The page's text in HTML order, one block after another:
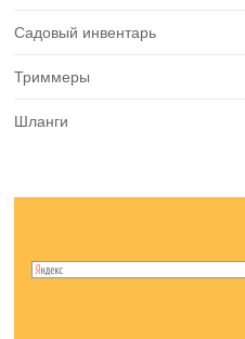
Садовый инвентарь
Триммеры
Шланги